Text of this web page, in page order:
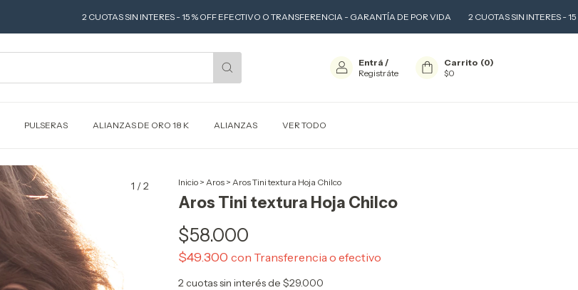
2 CUOTAS SIN INTERES - 15 % OFF EFECTIVO O TRANSFERENCIA - GARANTÍA DE POR VIDA 2 CUOTAS SIN INTERES - 15 % OFF
Entrá /
Registráte
Carrito (0)
$0
PULSERAS ALIANZAS DE ORO 18 K ALIANZAS VER TODO
1 /2 Inicio > Aros > Aros Tini textura Hoja Chilco
Aros Tini textura Hoja Chilco
$58.000
$49.300 con Transferencia o efectivo
2cuotas sin interés de $29.000